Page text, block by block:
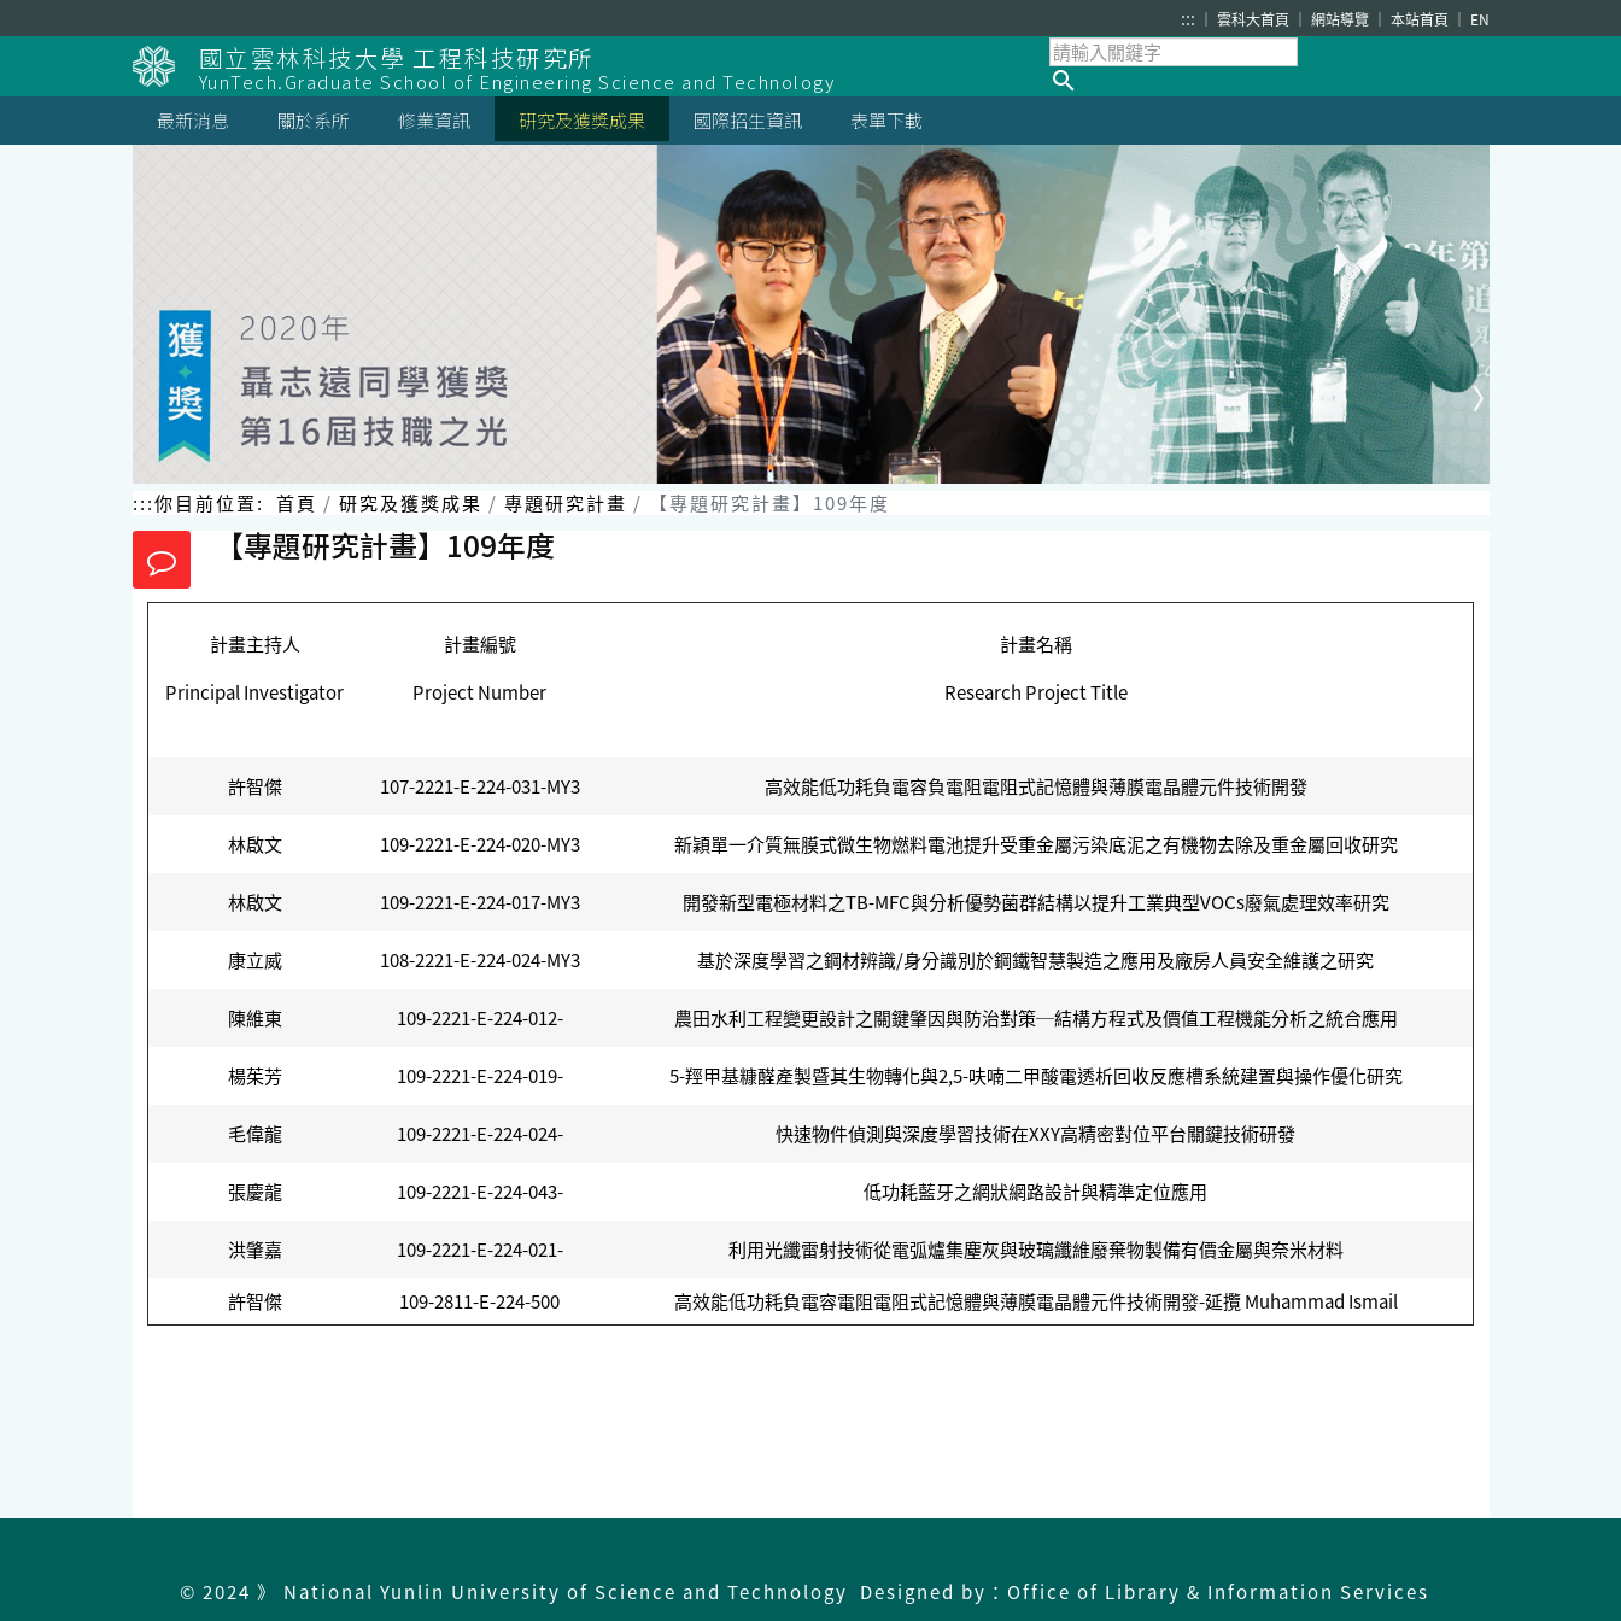
到
::: 雲科大首頁 網站導覽 本站首頁 EN
國立雲林科技大學 工程科技研究所
YunTech.Graduate School of Engineering Science and Technology
最新消息
關於系所 修業資訊 研究及獲獎成果 國際招生資訊 表單下載
:::你目前位置: 首頁 研究及獲獎成果 專題研究計畫 【專題研究計畫】109年度
【專題研究計畫】109年度
計畫主持人
Principal Investigator
計畫編號
Project Number
計畫名稱
Research Project Title
許智傑 107-2221-E-224-031-MY3 高效能低功耗負電容負電阻電阻式記憶體與薄膜電晶體元件技術開發
林啟文 109-2221-E-224-020-MY3 新穎單一介質無膜式微生物燃料電池提升受重金屬污染底泥之有機物去除及重金屬回收研究
林啟文 109-2221-E-224-017-MY3 開發新型電極材料之TB-MFC與分析優勢菌群結構以提升工業典型VOCs廢氣處理效率研究
康立威 108-2221-E-224-024-MY3 基於深度學習之鋼材辨識/身分識別於鋼鐵智慧製造之應用及廠房人員安全維護之研究
陳維東 109-2221-E-224-012- 農田水利工程變更設計之關鍵肇因與防治對策─結構方程式及價值工程機能分析之統合應用
楊茱芳 109-2221-E-224-019- 5-羥甲基糠醛產製暨其生物轉化與2,5-呋喃二甲酸電透析回收反應槽系統建置與操作優化研究
毛偉龍 109-2221-E-224-024- 快速物件偵測與深度學習技術在XXY高精密對位平台關鍵技術研發
張慶龍 109-2221-E-224-043- 低功耗藍牙之網狀網路設計與精準定位應用
洪肇嘉 109-2221-E-224-021- 利用光纖雷射技術從電弧爐集塵灰與玻璃纖維廢棄物製備有價金屬與奈米材料
許智傑 109-2811-E-224-500 高效能低功耗負電容電阻電阻式記憶體與薄膜電晶體元件技術開發-延攬 Muhammad Ismail
© 2024 》 National Yunlin University of Science and Technology Designed by：Office of Library & Information Services